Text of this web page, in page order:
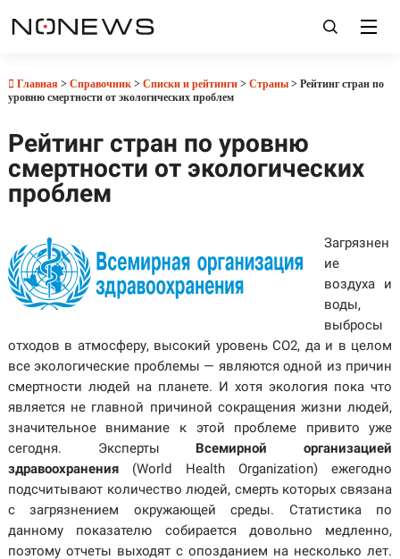
Главная > Справочник> Списки и рейтинги> Страны> Рейтинг стран по
уровню смертности от экологических проблем
Рейтинг стран по уровню
смертности от экологических
проблем
Загрязнен
ие
воздуха и
воды,
выбросы
отходов в атмосферу, высокий уровень CO2, да и в целом
все экологические проблемы — являются одной из причин
смертности людей на планете. И хотя экология пока что
является не главной причиной сокращения жизни людей,
значительное внимание к этой проблеме привито уже
сегодня. Эксперты Всемирной организацией
здравоохранения(World Health Organization) ежегодно
подсчитывают количество людей, смерть которых связана
с загрязнением окружающей среды. Статистика по
данному показателю собирается довольно медленно,
поэтому отчеты выходят с опозданием на несколько лет.